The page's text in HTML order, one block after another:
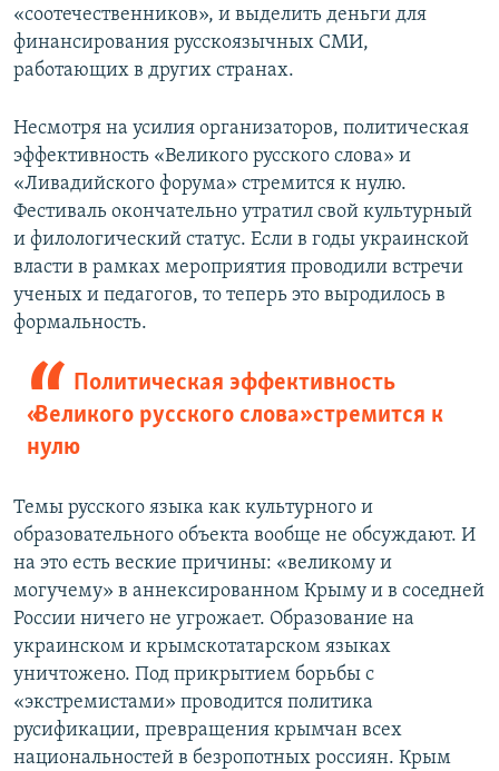
«соотечественников», и выделить деньги для
финансирования русскоязычных СМИ,
работающих в других странах.
Несмотря на усилия организаторов, политическая
эффективность «Великого русского слова» и
«Ливадийского форума» стремится к нулю.
Фестиваль окончательно утратил свой культурный
и филологический статус. Если в годы украинской
власти в рамках мероприятия проводили встречи
ученых и педагогов, то теперь это выродилось в
формальность.
Политическая эффективность
«Великого русского слова» стремится к
нулю
Темы русского языка как культурного и
образовательного объекта вообще не обсуждают. И
на это есть веские причины: «великому и
могучему» в аннексированном Крыму и в соседней
России ничего не угрожает. Образование на
украинском и крымскотатарском языках
уничтожено. Под прикрытием борьбы с
«экстремистами» проводится политика
русификации, превращения крымчан всех
национальностей в безропотных россиян. Крым